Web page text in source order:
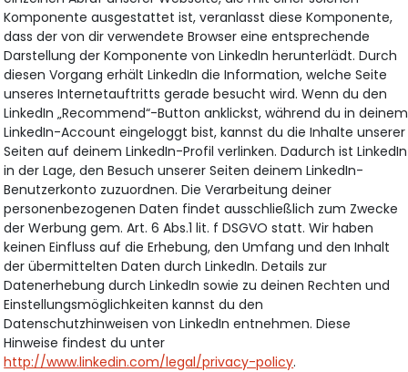
Komponente ausgestattet ist, veranlasst diese Komponente,
dass der von dir verwendete Browser eine entsprechende
Darstellung der Komponente von LinkedIn herunterlädt. Durch
diesen Vorgang erhält LinkedIn die Information, welche Seite
unseres Internetauftritts gerade besucht wird. Wenn du den
LinkedIn „Recommend“-Button anklickst, während du in deinem
LinkedIn-Account eingeloggt bist, kannst du die Inhalte unserer
Seiten auf deinem LinkedIn-Profil verlinken. Dadurch ist LinkedIn
in der Lage, den Besuch unserer Seiten deinem LinkedIn-
Benutzerkonto zuzuordnen. Die Verarbeitung deiner
personenbezogenen Daten findet ausschließlich zum Zwecke
der Werbung gem. Art. 6 Abs.1 lit. f DSGVO statt. Wir haben
keinen Einfluss auf die Erhebung, den Umfang und den Inhalt
der übermittelten Daten durch LinkedIn. Details zur
Datenerhebung durch LinkedIn sowie zu deinen Rechten und
Einstellungsmöglichkeiten kannst du den
Datenschutzhinweisen von LinkedIn entnehmen. Diese
Hinweise findest du unter
http://www.linkedin.com/legal/privacy-policy.